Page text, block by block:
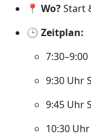
📍 Wo?Start
🕒 Zeitplan:
9:30 Uhr
9:45 Uhr
10:30